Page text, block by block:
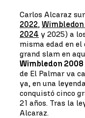
Carlos Alcaraz
2022,
2024 y 2025) a
misma edad en
grand slam en
Wimbledon 2008
de El Palmar va
ya, en una
conquistó cinco
21 años. Tras la
Alcaraz.